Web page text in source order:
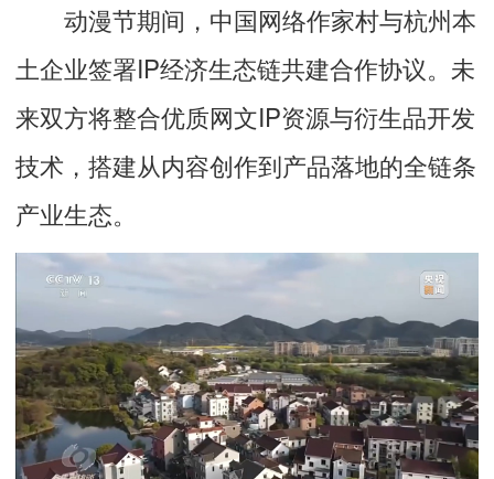
动漫节期间，中国网络作家村与杭州本
土企业签署IP经济生态链共建合作协议。未
来双方将整合优质网文IP资源与衍生品开发
技术，搭建从内容创作到产品落地的全链条
产业生态。